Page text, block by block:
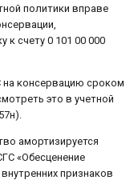
политики вправе
к счету 0 101 00 000
на консервацию сроком
это в учетной
амортизируется
«Обесценение
признаков